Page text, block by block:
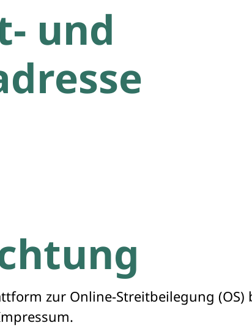
und
zur Online-Streitbeilegung (OS)